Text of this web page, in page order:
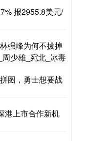
报2955.8美元/
强峰为何不拔掉
少雄_宛北_冰毒
图，勇士想要战
港上市合作新机